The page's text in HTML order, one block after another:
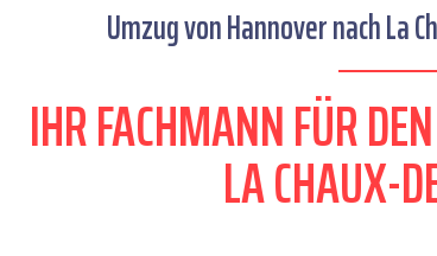
Umzug von Hannover nach La
IHR FACHMANN FÜR
LA CHAUX-